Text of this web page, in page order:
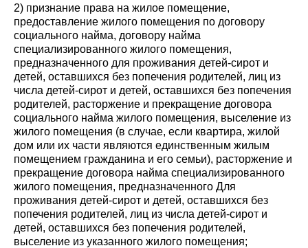
2) признание права на жилое помещение,
предоставление жилого помещения по договору
социального найма, договору найма
специализированного жилого помещения,
предназначенного для проживания детей-сирот и
детей, оставшихся без попечения родителей, лиц из
числа детей-сирот и детей, оставшихся без попечения
родителей, расторжение и прекращение договора
социального найма жилого помещения, выселение из
жилого помещения (в случае, если квартира, жилой
дом или их части являются единственным жилым
помещением гражданина и его семьи), расторжение и
прекращение договора найма специализированного
жилого помещения, предназначенного Для
проживания детей-сирот и детей, оставшихся без
попечения родителей, лиц из числа детей-сирот и
детей, оставшихся без попечения родителей,
выселение из указанного жилого помещения;